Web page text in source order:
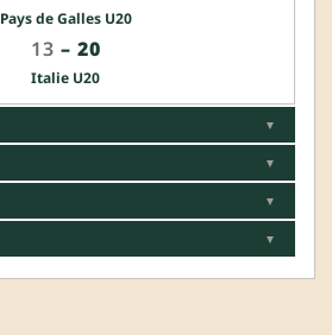
Pays de Galles U20
13 – 20
Italie U20
▼
▼
▼
▼